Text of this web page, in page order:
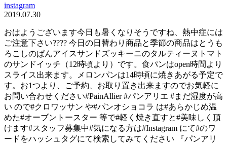
instagram
2019.07.30
おはようございます今日も暑くなりそうですね、熱中症には
ご注意下さい???? 今日の日替わり商品と季節の商品はとうも
ろこしのぱんアイスサンドズッキーニのタルティーヌトマト
のサンドイッチ（12時頃より）です。食パンはopen時間より
スライス出来ます。メロンパンは14時頃に焼きあがる予定で
す。お1つより、ご予約、お取り置き出来ますのでお気軽に
お問い合わせください#PainAllier #パンアリエ #まだ湿度が高
い ので#クロワッサン や#パンオショコラ は#あらかじめ温
めた#オーブントースター 等で#軽く焼き直すと#美味しく頂
けます#スタッフ募集中#気になる方は#Instagram にて#︎のワ
ードをハッシュタグにて検索してみてください 『パンアリ